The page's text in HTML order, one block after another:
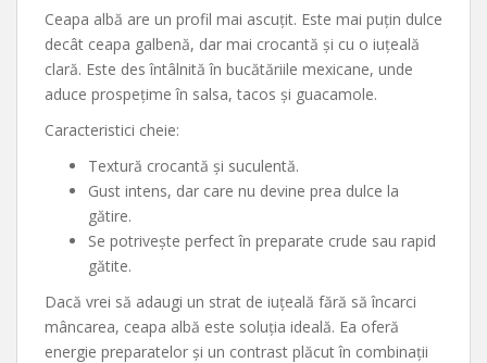
Ceapa albă are un profil mai ascuțit. Este mai puțin dulce
decât ceapa galbenă, dar mai crocantă și cu o iuțeală
clară. Este des întâlnită în bucătăriile mexicane, unde
aduce prospețime în salsa, tacos și guacamole.
Caracteristici cheie:
Textură crocantă și suculentă.
Gust intens, dar care nu devine prea dulce la
gătire.
Se potrivește perfect în preparate crude sau rapid
gătite.
Dacă vrei să adaugi un strat de iuțeală fără să încarci
mâncarea, ceapa albă este soluția ideală. Ea oferă
energie preparatelor și un contrast plăcut în combinații